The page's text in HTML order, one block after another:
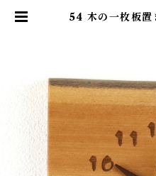
54 木の一枚板置き時計 水目桜 国産